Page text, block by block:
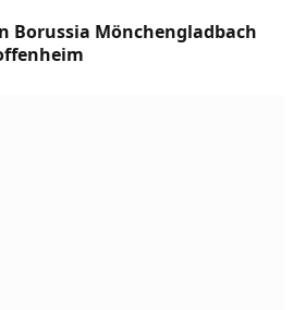
Borussia Mönchengladbach